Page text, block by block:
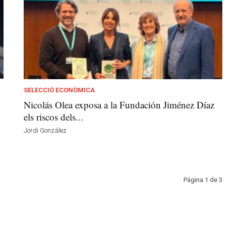
SELECCIÓ ECONÒMICA
Nicolás Olea exposa a la Fundación Jiménez Díaz
els riscos dels...
Jordi González
Página 1 de 3